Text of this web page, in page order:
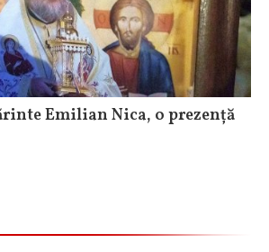
Emilian Nica, o prezență